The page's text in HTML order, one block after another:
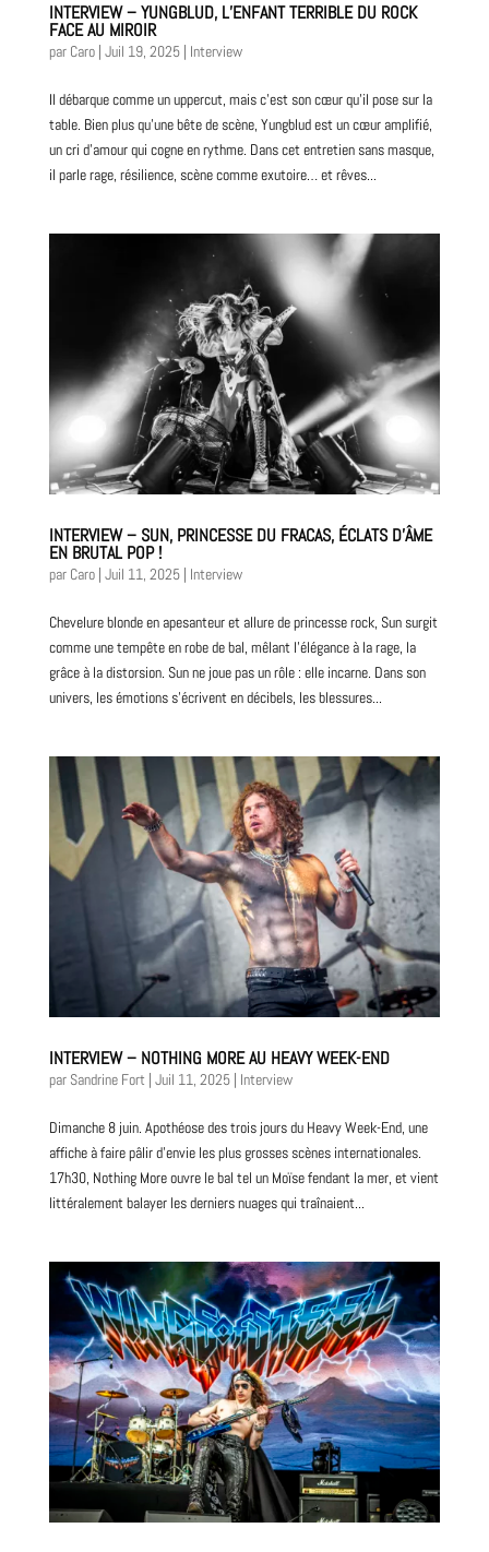
INTERVIEW – YUNGBLUD, L’ENFANT TERRIBLE DU ROCK
FACE AU MIROIR
par Caro| Juil 19, 2025| Interview
Il débarque comme un uppercut, mais c’est son cœur qu’il pose sur la
table. Bien plus qu’une bête de scène, Yungblud est un cœur amplifié,
un cri d’amour qui cogne en rythme. Dans cet entretien sans masque,
il parle rage, résilience, scène comme exutoire… et rêves...
INTERVIEW – SUN, PRINCESSE DU FRACAS, ÉCLATS D’ÂME
EN BRUTAL POP !
par Caro| Juil 11, 2025| Interview
Chevelure blonde en apesanteur et allure de princesse rock, Sun surgit
comme une tempête en robe de bal, mêlant l’élégance à la rage, la
grâce à la distorsion. Sun ne joue pas un rôle : elle incarne. Dans son
univers, les émotions s’écrivent en décibels, les blessures...
INTERVIEW – NOTHING MORE AU HEAVY WEEK-END
par Sandrine Fort | Juil 11, 2025| Interview
Dimanche 8 juin. Apothéose des trois jours du Heavy Week-End, une
affiche à faire pâlir d’envie les plus grosses scènes internationales.
17h30, Nothing More ouvre le bal tel un Moïse fendant la mer, et vient
littéralement balayer les derniers nuages qui traînaient...